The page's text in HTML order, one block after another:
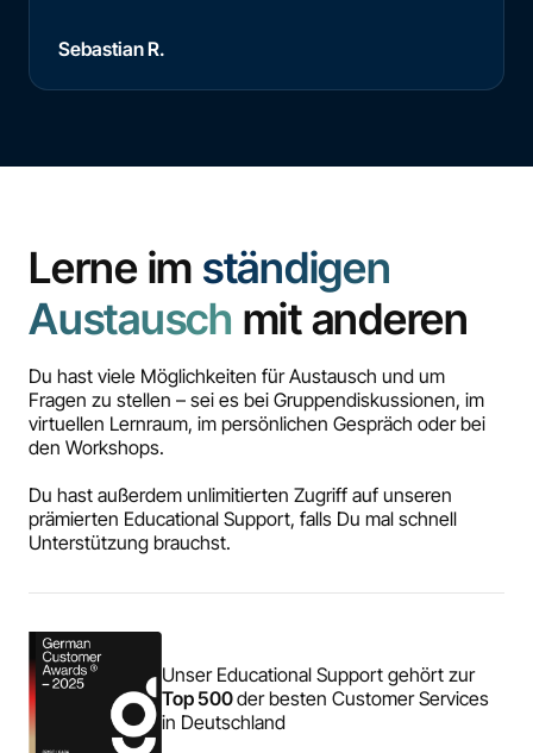
Sebastian R.
Lerne im ständigen
Austausch mit anderen
Du hast viele Möglichkeiten für Austausch und um
Fragen zu stellen – sei es bei Gruppendiskussionen, im
virtuellen Lernraum, im persönlichen Gespräch oder bei
den Workshops.
Du hast außerdem unlimitierten Zugriff auf unseren
prämierten Educational Support, falls Du mal schnell
Unterstützung brauchst.
Unser Educational Support gehört zur
Top 500der besten Customer Services
in Deutschland